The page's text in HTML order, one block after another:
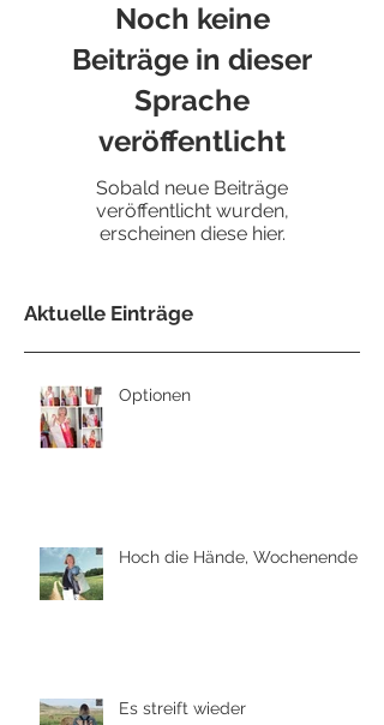
Noch keine
Beiträge in dieser
Sprache
veröffentlicht
Sobald neue Beiträge
veröffentlicht wurden,
erscheinen diese hier.
Aktuelle Einträge
Optionen
Hoch die Hände, Wochenende
Es streift wieder